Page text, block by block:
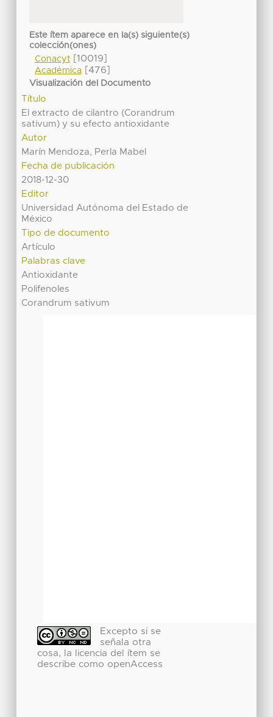
Este ítem aparece en la(s) siguiente(s)
colección(ones)
Conacyt[10019]
Académica[476]
Visualización del Documento
Título
El extracto de cilantro (Corandrum
sativum) y su efecto antioxidante
Autor
Marín Mendoza, Perla Mabel
Fecha de publicación
2018-12-30
Editor
Universidad Autónoma del Estado de
México
Tipo de documento
Artículo
Palabras clave
Antioxidante
Polifenoles
Corandrum sativum
Excepto si se
señala otra
cosa, la licencia del ítem se
describe como openAccess